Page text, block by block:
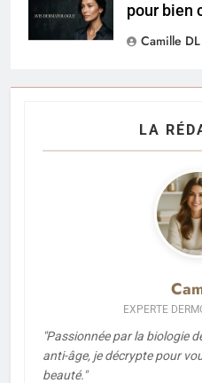
pour bien
Camille DL
LA
EXPERTE
"Passionnée par la biologie
anti-âge, je décrypte pour
beauté."